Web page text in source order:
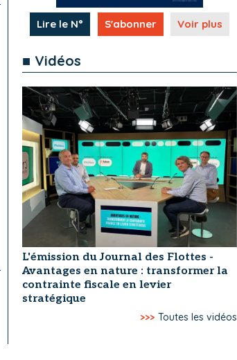
Lire le N° S'abonner Voir plus
■ Vidéos
L'émission du Journal des Flottes -
Avantages en nature : transformer la
contrainte fiscale en levier
stratégique
>>> Toutes les vidéos